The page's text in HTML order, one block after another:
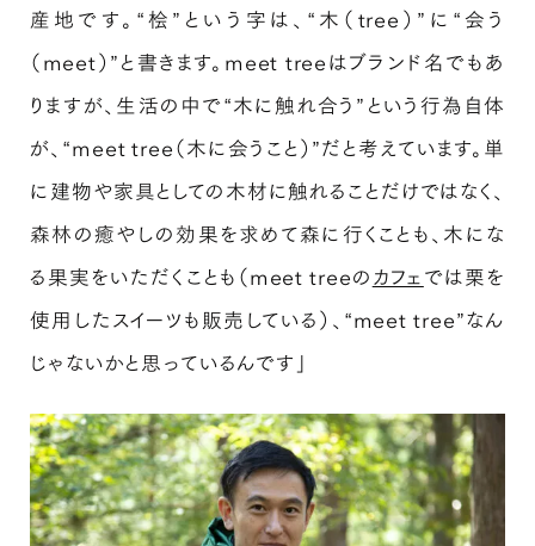
産地です。“桧”という字は、“木（tree）”に“会う
（meet）”と書きます。meet treeはブランド名でもあ
りますが、生活の中で“木に触れ合う”という行為自体
が、“meet tree（木に会うこと）”だと考えています。単
に建物や家具としての木材に触れることだけではなく、
森林の癒やしの効果を求めて森に行くことも、木にな
る果実をいただくことも（meet treeのカフェでは栗を
使用したスイーツも販売している）、“meet tree”なん
じゃないかと思っているんです」